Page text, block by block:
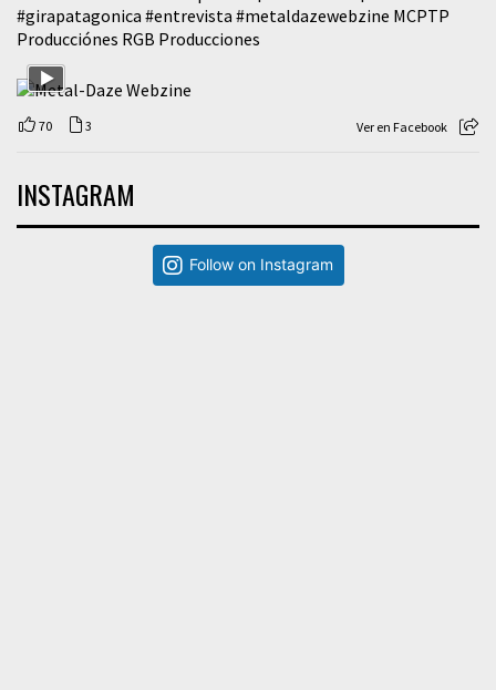
#girapatagonica #entrevista #metaldazewebzine MCPTP
Producciónes RGB Producciones
70 3 Ver en Facebook
INSTAGRAM
Follow on Instagram